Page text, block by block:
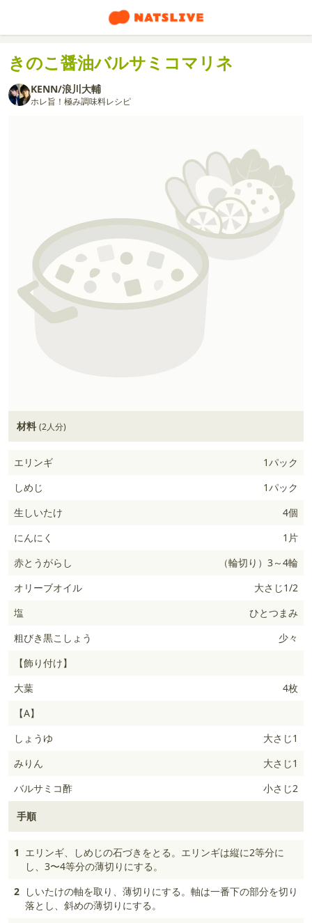
きのこ醤油バルサミコマリネ
KENN/浪川大輔
ホレ旨！極み調味料レシピ
材料 (2人分)
エリンギ
1パック
しめじ
1パック
生しいたけ
4個
にんにく
1片
赤とうがらし
（輪切り）3～4輪
オリーブオイル
大さじ1/2
塩
ひとつまみ
粗びき黒こしょう
少々
【飾り付け】
大葉
4枚
【A】
しょうゆ
大さじ1
みりん
大さじ1
バルサミコ酢
小さじ2
手順
1 エリンギ、しめじの石づきをとる。エリンギは縦に2等分に
し、3〜4等分の薄切りにする。
2 しいたけの軸を取り、薄切りにする。軸は一番下の部分を切り
落とし、斜めの薄切りにする。